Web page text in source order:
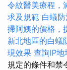
令紋醫美療程，
求及規範 白蟻
掃阿姨的價格，
新北地區的白蟻
現效果 查詢IP地
規定的條件和禁